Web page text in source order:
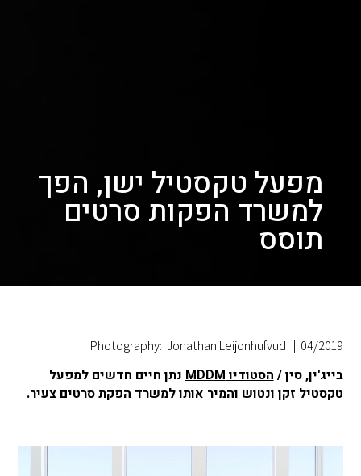
מפעל טקסטיל ישן, הפך
למשרד הפקות סרטים
תוסס
04/2019
|
בייג'ין, סין / הסטודיו MDDM
נתן חיים חדשים למפעל
טקסטיל זקן ונטוש והמיר אותו למשרד הפקת סרטים צעיר.